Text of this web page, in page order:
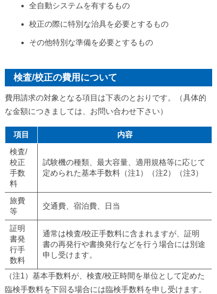
全自動システムを有するもの
校正の際に特別な治具を必要とするもの
その他特別な準備を必要とするもの
検査/校正の費用について
費用請求の対象となる項目は下表のとおりです。（具体的
な金額につきましては、お問い合わせ下さい）
項目 内容
検査/
校正
手数
料
試験機の種類、最大容量、適用規格等に応じて
定められた基本手数料（注1）（注2）（注3）
旅費
等
交通費、宿泊費、日当
証明
書発
行手
数料
通常は検査/校正手数料に含まれますが、証明
書の再発行や書換発行などを行う場合には別途
申し受けます。
（注1）基本手数料が、検査/校正時間を単位として定めた
臨検手数料を下回る場合には臨検手数料を申し受けます。